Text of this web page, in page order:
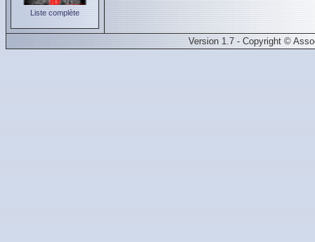
Liste complète
Version 1.7 - Copyright ©